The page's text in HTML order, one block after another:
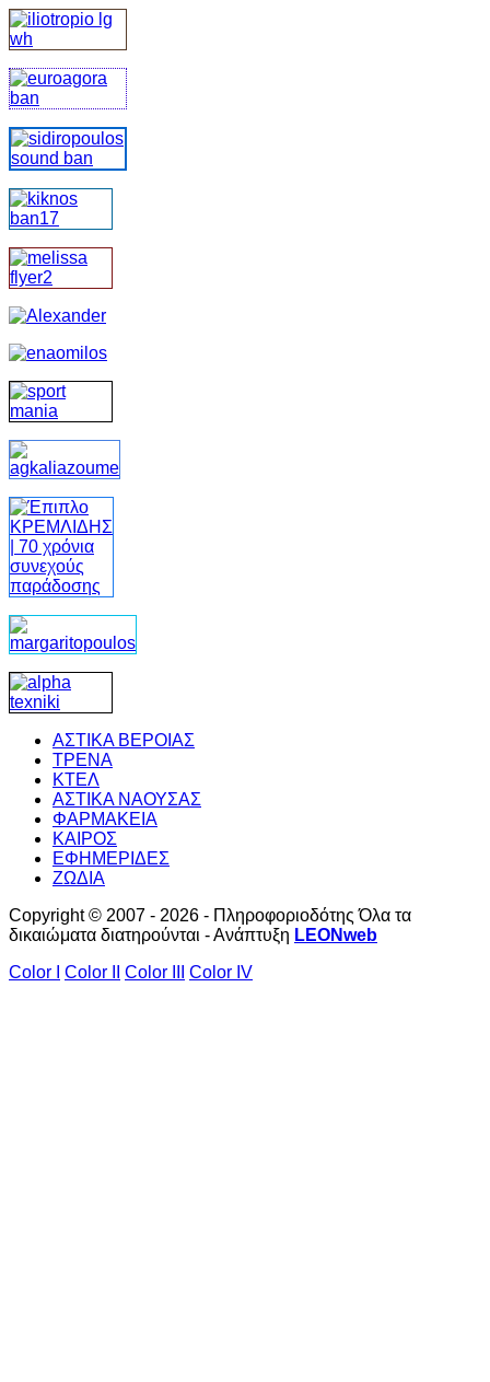
ΑΣΤΙΚΑ ΒΕΡΟΙΑΣ
ΤΡΕΝΑ
ΚΤΕΛ
ΑΣΤΙΚΑ ΝΑΟΥΣΑΣ
ΦΑΡΜΑΚΕΙΑ
ΚΑΙΡΟΣ
ΕΦΗΜΕΡΙΔΕΣ
ΖΩΔΙΑ
Copyright © 2007 - 2026 - Πληροφοριοδότης Όλα τα
δικαιώματα διατηρούνται - Ανάπτυξη LEONweb
Color I
Color II Color III Color IV